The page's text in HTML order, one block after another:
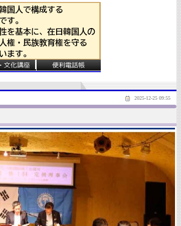
2025-12-25 09:55